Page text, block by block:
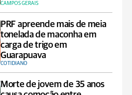
CAMPOS GERAIS
PRF apreende mais de meia
tonelada de maconha em
carga de trigo em
Guarapuava
COTIDIANO
Morte de jovem de 35 anos